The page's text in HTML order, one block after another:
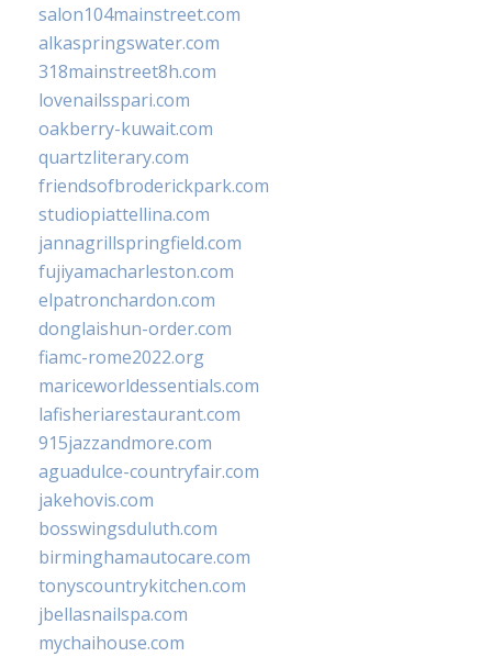
salon104mainstreet.com
alkaspringswater.com
318mainstreet8h.com
lovenailsspari.com
oakberry-kuwait.com
quartzliterary.com
friendsofbroderickpark.com
studiopiattellina.com
jannagrillspringfield.com
fujiyamacharleston.com
elpatronchardon.com
donglaishun-order.com
fiamc-rome2022.org
mariceworldessentials.com
lafisheriarestaurant.com
915jazzandmore.com
aguadulce-countryfair.com
jakehovis.com
bosswingsduluth.com
birminghamautocare.com
tonyscountrykitchen.com
jbellasnailspa.com
mychaihouse.com